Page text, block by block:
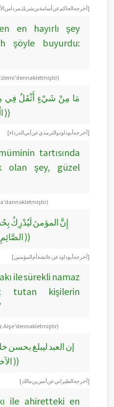
[ أخرجه الحاكم عن أسامة بن شريك مرداس الأسلمي ]
en hayırlı şey
şöyle buyurdu:
nakletmiştir)
الْقِيامَةِ مِنْ خُلُقٍ حَسَنٍ ))
[ أخرجه أبو داود والترمذي عن أبي الدرداء ]
tartısında
olan şey, güzel
nakletmiştir)
الصَّائِمِ القَائِمِ ))
[ أخرجه أبو داود عن عائشة أم المؤمنين ]
ile sürekli namaz
tutan kişilerin
nakletmiştir)
الآخرة ))
[أخرجه الطبراني عن أنس بن مالك ]
ile ahiretteki en